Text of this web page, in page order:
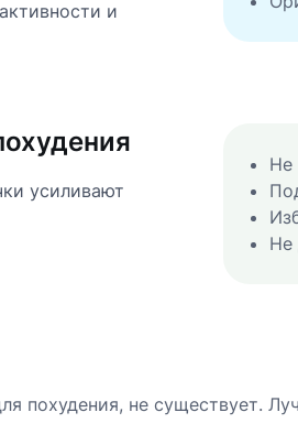
и
усиливают
Не
Не
похудения, не существует.